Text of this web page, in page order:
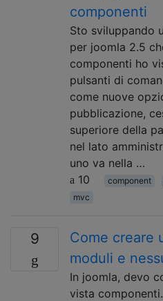
componenti
Sto sviluppando
per joomla 2.5
componenti ho
pulsanti di
come nuove
pubblicazione,
superiore della
nel lato
uno va nella …
10
component
mvc
9
Come creare
moduli e
In joomla, devo
vista